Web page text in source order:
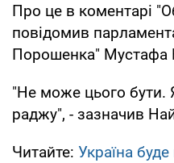
Про це в коментарі
повідомив
Порошенка" Мустафа
"Не може цього бути.
раджу", - зазначив
Читайте: Україна